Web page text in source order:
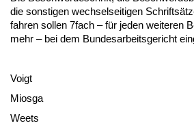
die sons­ti­gen wech­sel­sei­ti­gen
fah­ren sol­len 7fach – für je­den wei­te­ren
mehr – bei dem Bun­des­ar­beits­ge­richt
Voigt
Mi­os­ga
Weets